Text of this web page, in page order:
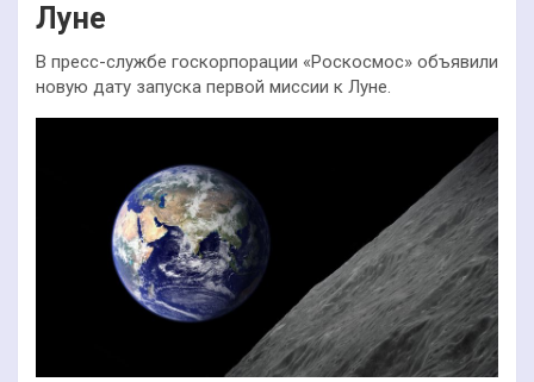
Луне
В пресс-службе госкорпорации «Роскосмос» объявили
новую дату запуска первой миссии к Луне.